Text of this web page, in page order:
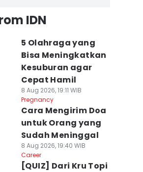
IDN
5 Olahraga yang
Bisa Meningkatkan
Kesuburan agar
Cepat Hamil
8 Aug 2026, 19:11 WIB
Pregnancy
Cara Mengirim Doa
untuk Orang yang
Sudah Meninggal
8 Aug 2026, 19:40 WIB
Career
[QUIZ] Dari Kru Topi